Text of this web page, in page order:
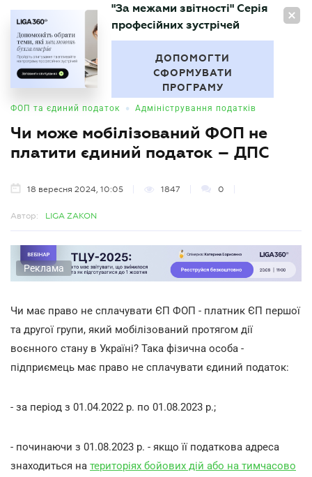
UA
БУХГАЛТЕР
"За межами звітності" Серія
професійних зустрічей
ДОПОМОГТИ
СФОРМУВАТИ
ПРОГРАМУ
ФОП та єдиний податок • Адміністрування податків
Чи може мобілізований ФОП не
платити єдиний податок – ДПС
18 вересня 2024, 10:05 1847 0
Автор: LIGA ZAKON
Реклама
Чи має право не сплачувати ЄП ФОП - платник ЄП першої
та другої групи, який мобілізований протягом дії
воєнного стану в Україні? Така фізична особа -
підприємець має право не сплачувати єдиний податок:
- за період з 01.04.2022 р. по 01.08.2023 р.;
- починаючи з 01.08.2023 р. - якщо її податкова адреса
знаходиться на територіях бойових дій або на тимчасово